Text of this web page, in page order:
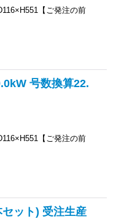
【ご発注の前
号数換算22.
【ご発注の前
ット) 受注生産